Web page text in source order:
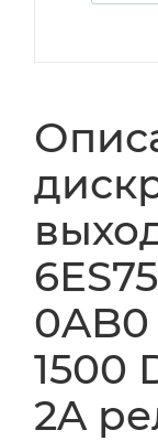
0AB0
1500
2A